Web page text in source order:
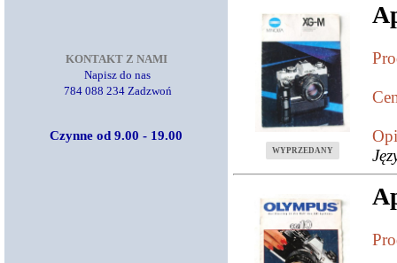
KONTAKT Z NAMI
Napisz do nas
784 088 234 Zadzwoń
Czynne od 9.00 - 19.00
WYPRZEDANY